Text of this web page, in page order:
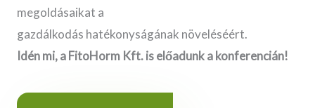
megoldásaikat a
gazdálkodás hatékonyságának növeléséért.
Idén mi, a FitoHorm Kft. is előadunk a konferencián!